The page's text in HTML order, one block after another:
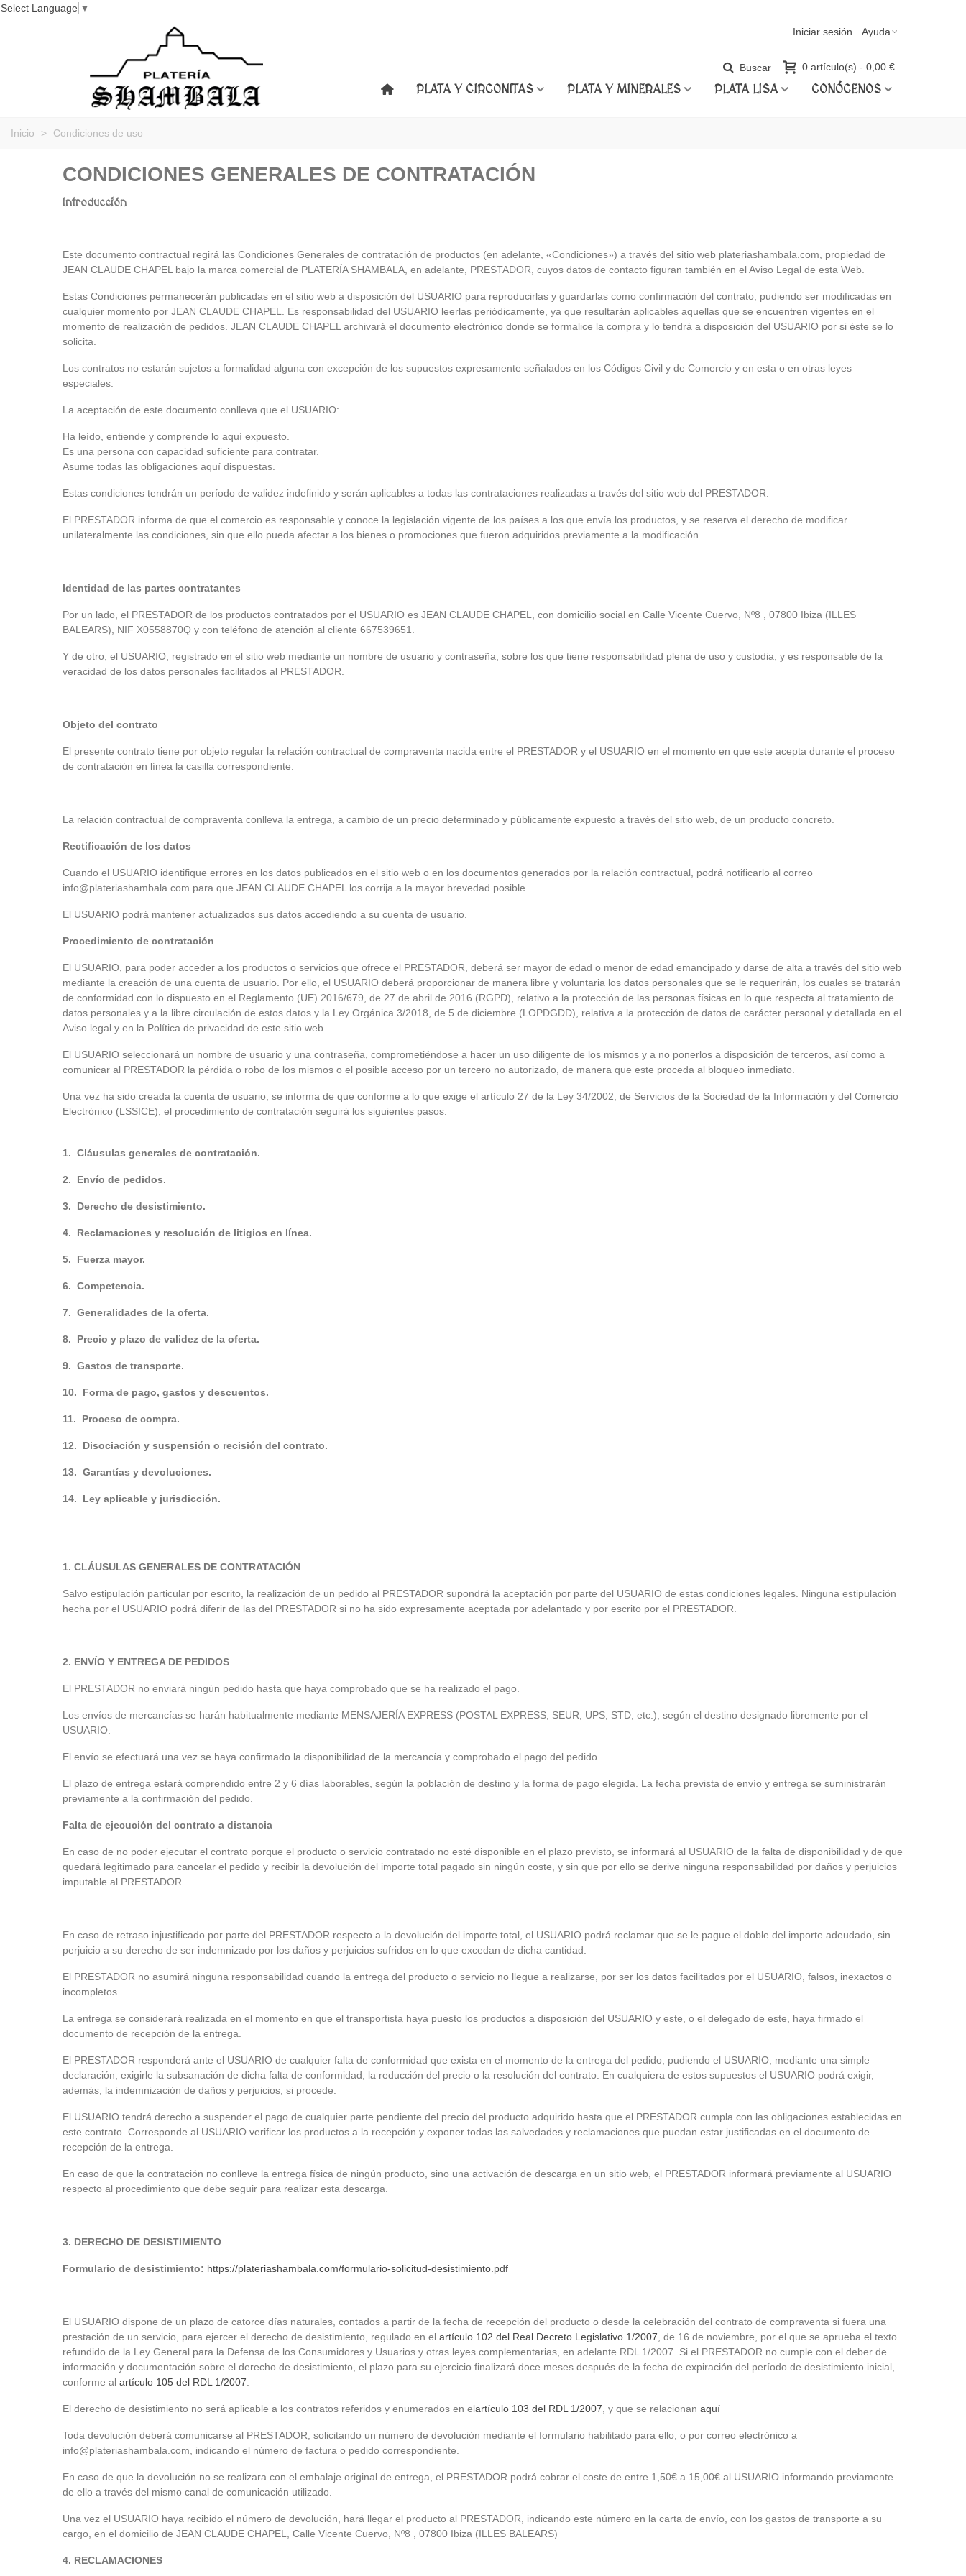
Select Language ▼
Iniciar sesión Ayuda
Buscar 0 artículo(s) - 0,00 €
PLATA Y CIRCONITAS PLATA Y MINERALES PLATA LISA CONÓCENOS
Inicio > Condiciones de uso
CONDICIONES GENERALES DE CONTRATACIÓN
Introducción
Este documento contractual regirá las Condiciones Generales de contratación de productos (en adelante, «Condiciones») a través del sitio web plateriashambala.com, propiedad de
JEAN CLAUDE CHAPEL bajo la marca comercial de PLATERÍA SHAMBALA, en adelante, PRESTADOR, cuyos datos de contacto figuran también en el Aviso Legal de esta Web.
Estas Condiciones permanecerán publicadas en el sitio web a disposición del USUARIO para reproducirlas y guardarlas como confirmación del contrato, pudiendo ser modificadas en
cualquier momento por JEAN CLAUDE CHAPEL. Es responsabilidad del USUARIO leerlas periódicamente, ya que resultarán aplicables aquellas que se encuentren vigentes en el
momento de realización de pedidos. JEAN CLAUDE CHAPEL archivará el documento electrónico donde se formalice la compra y lo tendrá a disposición del USUARIO por si éste se lo
solicita.
Los contratos no estarán sujetos a formalidad alguna con excepción de los supuestos expresamente señalados en los Códigos Civil y de Comercio y en esta o en otras leyes
especiales.
La aceptación de este documento conlleva que el USUARIO:
Ha leído, entiende y comprende lo aquí expuesto.
Es una persona con capacidad suficiente para contratar.
Asume todas las obligaciones aquí dispuestas.
Estas condiciones tendrán un período de validez indefinido y serán aplicables a todas las contrataciones realizadas a través del sitio web del PRESTADOR.
El PRESTADOR informa de que el comercio es responsable y conoce la legislación vigente de los países a los que envía los productos, y se reserva el derecho de modificar
unilateralmente las condiciones, sin que ello pueda afectar a los bienes o promociones que fueron adquiridos previamente a la modificación.
Identidad de las partes contratantes
Por un lado, el PRESTADOR de los productos contratados por el USUARIO es JEAN CLAUDE CHAPEL, con domicilio social en Calle Vicente Cuervo, Nº8 , 07800 Ibiza (ILLES
BALEARS), NIF X0558870Q y con teléfono de atención al cliente 667539651.
Y de otro, el USUARIO, registrado en el sitio web mediante un nombre de usuario y contraseña, sobre los que tiene responsabilidad plena de uso y custodia, y es responsable de la
veracidad de los datos personales facilitados al PRESTADOR.
Objeto del contrato
El presente contrato tiene por objeto regular la relación contractual de compraventa nacida entre el PRESTADOR y el USUARIO en el momento en que este acepta durante el proceso
de contratación en línea la casilla correspondiente.
La relación contractual de compraventa conlleva la entrega, a cambio de un precio determinado y públicamente expuesto a través del sitio web, de un producto concreto.
Rectificación de los datos
Cuando el USUARIO identifique errores en los datos publicados en el sitio web o en los documentos generados por la relación contractual, podrá notificarlo al correo
info@plateriashambala.com para que JEAN CLAUDE CHAPEL los corrija a la mayor brevedad posible.
El USUARIO podrá mantener actualizados sus datos accediendo a su cuenta de usuario.
Procedimiento de contratación
El USUARIO, para poder acceder a los productos o servicios que ofrece el PRESTADOR, deberá ser mayor de edad o menor de edad emancipado y darse de alta a través del sitio web
mediante la creación de una cuenta de usuario. Por ello, el USUARIO deberá proporcionar de manera libre y voluntaria los datos personales que se le requerirán, los cuales se tratarán
de conformidad con lo dispuesto en el Reglamento (UE) 2016/679, de 27 de abril de 2016 (RGPD), relativo a la protección de las personas físicas en lo que respecta al tratamiento de
datos personales y a la libre circulación de estos datos y la Ley Orgánica 3/2018, de 5 de diciembre (LOPDGDD), relativa a la protección de datos de carácter personal y detallada en el
Aviso legal y en la Política de privacidad de este sitio web.
El USUARIO seleccionará un nombre de usuario y una contraseña, comprometiéndose a hacer un uso diligente de los mismos y a no ponerlos a disposición de terceros, así como a
comunicar al PRESTADOR la pérdida o robo de los mismos o el posible acceso por un tercero no autorizado, de manera que este proceda al bloqueo inmediato.
Una vez ha sido creada la cuenta de usuario, se informa de que conforme a lo que exige el artículo 27 de la Ley 34/2002, de Servicios de la Sociedad de la Información y del Comercio
Electrónico (LSSICE), el procedimiento de contratación seguirá los siguientes pasos:
1. Cláusulas generales de contratación.
2. Envío de pedidos.
3. Derecho de desistimiento.
4. Reclamaciones y resolución de litigios en línea.
5. Fuerza mayor.
6. Competencia.
7. Generalidades de la oferta.
8. Precio y plazo de validez de la oferta.
9. Gastos de transporte.
10. Forma de pago, gastos y descuentos.
11. Proceso de compra.
12. Disociación y suspensión o recisión del contrato.
13. Garantías y devoluciones.
14. Ley aplicable y jurisdicción.
1. CLÁUSULAS GENERALES DE CONTRATACIÓN
Salvo estipulación particular por escrito, la realización de un pedido al PRESTADOR supondrá la aceptación por parte del USUARIO de estas condiciones legales. Ninguna estipulación
hecha por el USUARIO podrá diferir de las del PRESTADOR si no ha sido expresamente aceptada por adelantado y por escrito por el PRESTADOR.
2. ENVÍO Y ENTREGA DE PEDIDOS
El PRESTADOR no enviará ningún pedido hasta que haya comprobado que se ha realizado el pago.
Los envíos de mercancías se harán habitualmente mediante MENSAJERÍA EXPRESS (POSTAL EXPRESS, SEUR, UPS, STD, etc.), según el destino designado libremente por el
USUARIO.
El envío se efectuará una vez se haya confirmado la disponibilidad de la mercancía y comprobado el pago del pedido.
El plazo de entrega estará comprendido entre 2 y 6 días laborables, según la población de destino y la forma de pago elegida. La fecha prevista de envío y entrega se suministrarán
previamente a la confirmación del pedido.
Falta de ejecución del contrato a distancia
En caso de no poder ejecutar el contrato porque el producto o servicio contratado no esté disponible en el plazo previsto, se informará al USUARIO de la falta de disponibilidad y de que
quedará legitimado para cancelar el pedido y recibir la devolución del importe total pagado sin ningún coste, y sin que por ello se derive ninguna responsabilidad por daños y perjuicios
imputable al PRESTADOR.
En caso de retraso injustificado por parte del PRESTADOR respecto a la devolución del importe total, el USUARIO podrá reclamar que se le pague el doble del importe adeudado, sin
perjuicio a su derecho de ser indemnizado por los daños y perjuicios sufridos en lo que excedan de dicha cantidad.
El PRESTADOR no asumirá ninguna responsabilidad cuando la entrega del producto o servicio no llegue a realizarse, por ser los datos facilitados por el USUARIO, falsos, inexactos o
incompletos.
La entrega se considerará realizada en el momento en que el transportista haya puesto los productos a disposición del USUARIO y este, o el delegado de este, haya firmado el
documento de recepción de la entrega.
El PRESTADOR responderá ante el USUARIO de cualquier falta de conformidad que exista en el momento de la entrega del pedido, pudiendo el USUARIO, mediante una simple
declaración, exigirle la subsanación de dicha falta de conformidad, la reducción del precio o la resolución del contrato. En cualquiera de estos supuestos el USUARIO podrá exigir,
además, la indemnización de daños y perjuicios, si procede.
El USUARIO tendrá derecho a suspender el pago de cualquier parte pendiente del precio del producto adquirido hasta que el PRESTADOR cumpla con las obligaciones establecidas en
este contrato. Corresponde al USUARIO verificar los productos a la recepción y exponer todas las salvedades y reclamaciones que puedan estar justificadas en el documento de
recepción de la entrega.
En caso de que la contratación no conlleve la entrega física de ningún producto, sino una activación de descarga en un sitio web, el PRESTADOR informará previamente al USUARIO
respecto al procedimiento que debe seguir para realizar esta descarga.
3. DERECHO DE DESISTIMIENTO
Formulario de desistimiento: https://plateriashambala.com/formulario-solicitud-desistimiento.pdf
El USUARIO dispone de un plazo de catorce días naturales, contados a partir de la fecha de recepción del producto o desde la celebración del contrato de compraventa si fuera una
prestación de un servicio, para ejercer el derecho de desistimiento, regulado en el artículo 102 del Real Decreto Legislativo 1/2007 , de 16 de noviembre, por el que se aprueba el texto
refundido de la Ley General para la Defensa de los Consumidores y Usuarios y otras leyes complementarias, en adelante RDL 1/2007. Si el PRESTADOR no cumple con el deber de
información y documentación sobre el derecho de desistimiento, el plazo para su ejercicio finalizará doce meses después de la fecha de expiración del período de desistimiento inicial,
conforme al artículo 105 del RDL 1/2007
El derecho de desistimiento no será aplicable a los contratos referidos y enumerados en elartículo 103 del RDL 1/2007 , y que se relacionan aquí
Toda devolución deberá comunicarse al PRESTADOR, solicitando un número de devolución mediante el formulario habilitado para ello, o por correo electrónico a
info@plateriashambala.com, indicando el número de factura o pedido correspondiente.
En caso de que la devolución no se realizara con el embalaje original de entrega, el PRESTADOR podrá cobrar el coste de entre 1,50€ a 15,00€ al USUARIO informando previamente
de ello a través del mismo canal de comunicación utilizado.
Una vez el USUARIO haya recibido el número de devolución, hará llegar el producto al PRESTADOR, indicando este número en la carta de envío, con los gastos de transporte a su
cargo, en el domicilio de JEAN CLAUDE CHAPEL, Calle Vicente Cuervo, Nº8 , 07800 Ibiza (ILLES BALEARS)
4. RECLAMACIONES